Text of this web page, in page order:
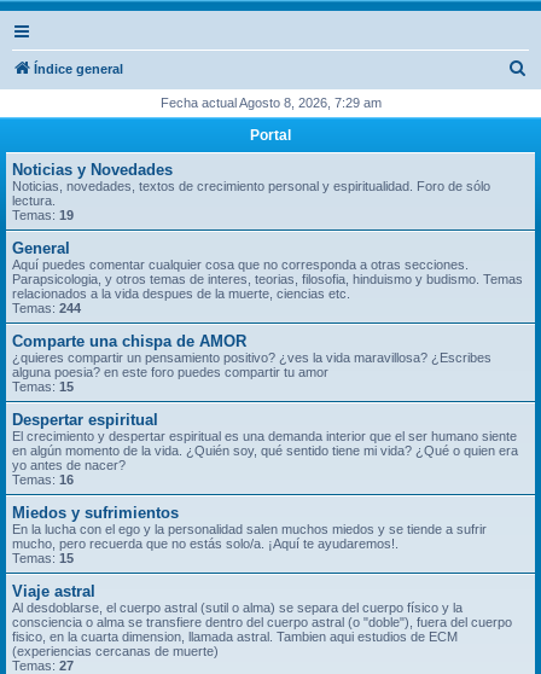
Índice general
c
Fecha actual Agosto 8, 2026, 7:29 am
Portal
Noticias y Novedades
Noticias, novedades, textos de crecimiento personal y espiritualidad. Foro de sólo
lectura.
Temas: 19
General
Aquí puedes comentar cualquier cosa que no corresponda a otras secciones.
Parapsicologia, y otros temas de interes, teorias, filosofia, hinduismo y budismo. Temas
relacionados a la vida despues de la muerte, ciencias etc.
Temas: 244
Comparte una chispa de AMOR
¿quieres compartir un pensamiento positivo? ¿ves la vida maravillosa? ¿Escribes
alguna poesia? en este foro puedes compartir tu amor
Temas: 15
Despertar espiritual
El crecimiento y despertar espiritual es una demanda interior que el ser humano siente
en algún momento de la vida. ¿Quién soy, qué sentido tiene mi vida? ¿Qué o quien era
yo antes de nacer?
Temas: 16
Miedos y sufrimientos
En la lucha con el ego y la personalidad salen muchos miedos y se tiende a sufrir
mucho, pero recuerda que no estás solo/a. ¡Aquí te ayudaremos!.
Temas: 15
Viaje astral
Al desdoblarse, el cuerpo astral (sutil o alma) se separa del cuerpo físico y la
consciencia o alma se transfiere dentro del cuerpo astral (o "doble"), fuera del cuerpo
fisico, en la cuarta dimension, llamada astral. Tambien aqui estudios de ECM
(experiencias cercanas de muerte)
Temas: 27